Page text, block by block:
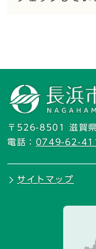
〒526-8501 滋賀
電話： 0749-62-
サイトマップ